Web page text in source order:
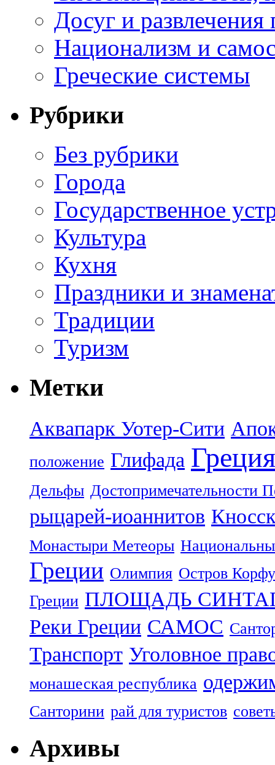
Досуг и развлечения
Национализм и
Греческие системы
Рубрики
Без рубрики
Города
Государственное
Культура
Кухня
Праздники и
Традиции
Туризм
Метки
Аквапарк Уотер-Сити
положение Глифада Греция
Дельфы Достопримечательности
рыцарей-иоаннитов
Монастыри Метеоры
Греции Олимпия Остров Корфу
Греции ПЛОЩАДЬ
Реки Греции САМОС
Транспорт Уголовное
монашеская республика
Санторини рай для туристов
Архивы